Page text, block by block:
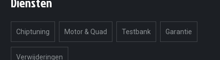
Chiptuning Motor & Quad Testbank Garantie
Verwijderingen